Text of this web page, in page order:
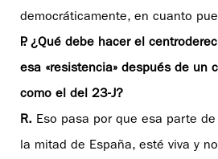
democráticamente, en cuanto
P. ¿Qué debe hacer el
esa «resistencia» después de un
como el del 23-J?
R. Eso pasa por que esa parte
la mitad de España, esté viva y